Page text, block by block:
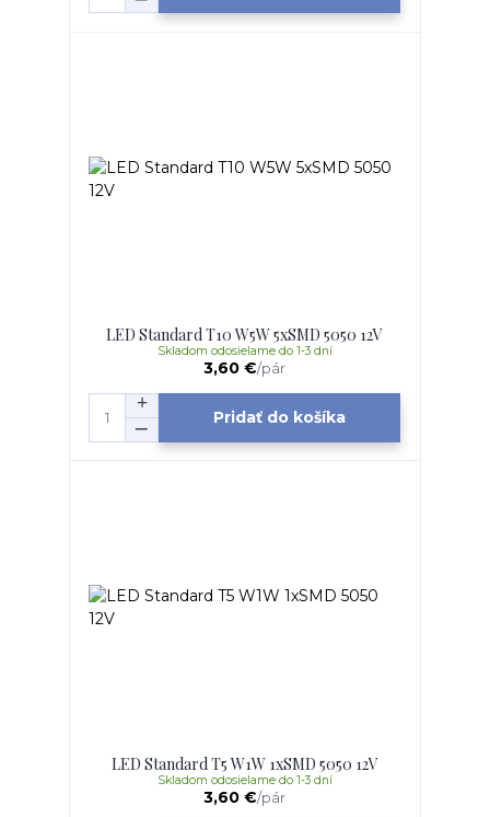
LED Standard T10 W5W 5xSMD 5050 12V
3,60 €/pár
Skladom odosielame do 1-3 dní
Pridať do košíka
LED Standard T5 W1W 1xSMD 5050 12V
3,60 €/pár
Skladom odosielame do 1-3 dní